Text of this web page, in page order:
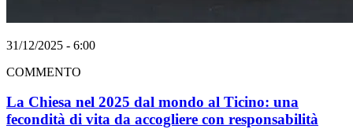
31/12/2025 - 6:00
COMMENTO
La Chiesa nel 2025 dal mondo al Ticino: una
fecondità di vita da accogliere con responsabilità